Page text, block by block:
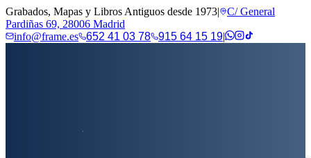
Grabados, Mapas y Libros Antiguos desde 1973|
C/ General
Pardiñas 69, 28006 Madrid
info@frame.es
652 41 03 78 915 64 15 19|